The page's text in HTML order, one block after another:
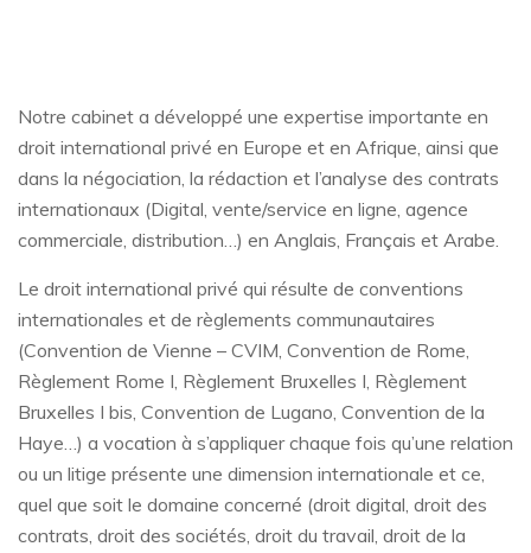
Notre cabinet a développé une expertise importante en
droit international privé en Europe et en Afrique, ainsi que
dans la négociation, la rédaction et l’analyse des contrats
internationaux (Digital, vente/service en ligne, agence
commerciale, distribution…) en Anglais, Français et Arabe.
Le droit international privé qui résulte de conventions
internationales et de règlements communautaires
(Convention de Vienne – CVIM, Convention de Rome,
Règlement Rome I, Règlement Bruxelles I, Règlement
Bruxelles I bis, Convention de Lugano, Convention de la
Haye…) a vocation à s’appliquer chaque fois qu’une relation
ou un litige présente une dimension internationale et ce,
quel que soit le domaine concerné (droit digital, droit des
contrats, droit des sociétés, droit du travail, droit de la